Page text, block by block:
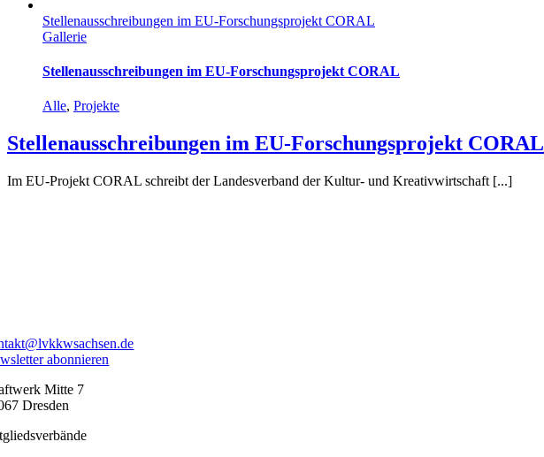
Stellenausschreibungen im EU-Forschungsprojekt CORAL
Gallerie
Stellenausschreibungen im EU-Forschungsprojekt CORAL
Alle, Projekte
Stellenausschreibungen im EU-Forschungsprojekt CORAL
Im EU-Projekt CORAL schreibt der Landesverband der Kultur- und Kreativwirtschaft [...]
abonnieren
Mitte 7
Dresden